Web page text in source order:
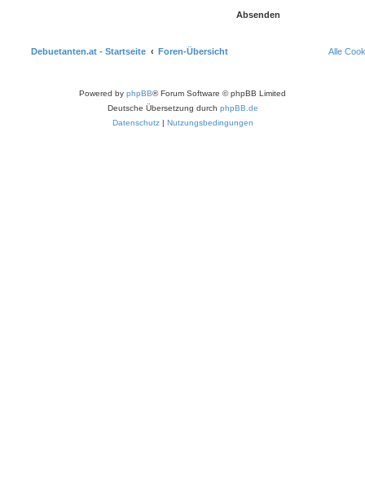
Debuetanten.at - Startseite Foren-Übersicht Alle
Powered by phpBB® Forum Software © phpBB Limited
Deutsche Übersetzung durch phpBB.de
Datenschutz| Nutzungsbedingungen